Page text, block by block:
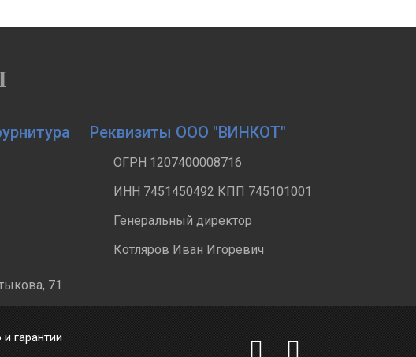
71
Реквизиты ООО "ВИНКОТ"
ОГРН 1207400008716
ИНН 7451450492 КПП 745101001
Генеральный директор
Котляров Иван Игоревич
гарантии